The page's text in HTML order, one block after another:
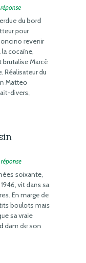
du bord
pour
revenir
cocaïne,
Marcè
Réalisateur du
Matteo
divers,
soixante,
vit dans sa
En marge de
boulots mais
sa vraie
dam de son